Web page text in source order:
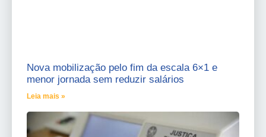
Nova mobilização pelo fim da escala 6×1 e
menor jornada sem reduzir salários
Leia mais »